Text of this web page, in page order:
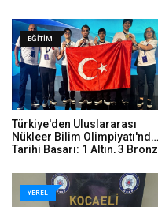
EĞİTİM
Türkiye'den Uluslararası
Nükleer Bilim Olimpiyatı'nda
Tarihi Başarı: 1 Altın, 3 Bronz
YEREL